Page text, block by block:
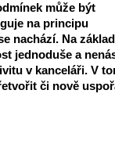
může být
na principu
nachází. Na
jednoduše a
v kanceláři. V
či nově